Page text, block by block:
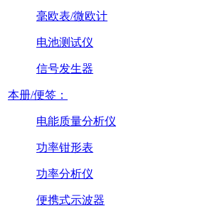
毫欧表/微欧计
电池测试仪
信号发生器
本册/便签：
电能质量分析仪
功率钳形表
功率分析仪
便携式示波器